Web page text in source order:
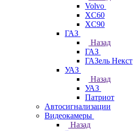
Volvo
XC60
XC90
ГАЗ
Назад
ГАЗ
ГАЗель Некст
УАЗ
Назад
УАЗ
Патриот
Автосигнализации
Видеокамеры
Назад